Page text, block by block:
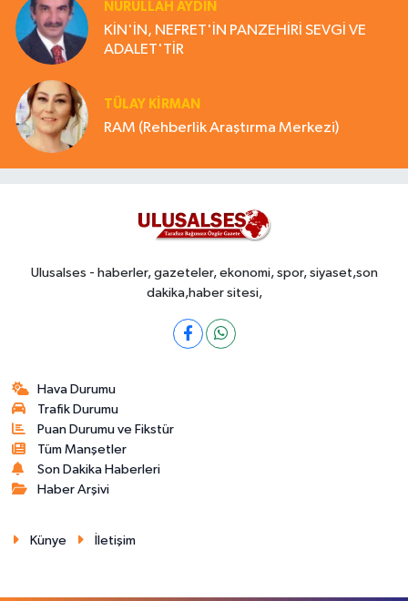
NURULLAH AYDIN
KİN'İN, NEFRET'İN PANZEHİRİ SEVGİ VE
ADALET'TİR
TÜLAY KİRMAN
RAM (Rehberlik Araştırma Merkezi)
Ulusalses - haberler, gazeteler, ekonomi, spor, siyaset,son
dakika,haber sitesi,
Hava Durumu
Trafik Durumu
Puan Durumu ve Fikstür
Tüm Manşetler
Son Dakika Haberleri
Haber Arşivi
Künye İletişim